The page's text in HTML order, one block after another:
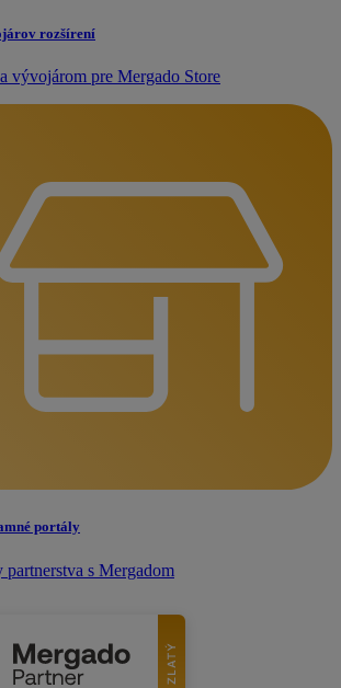
rozšírení
vývojárom pre Mergado Store
portály
s Mergadom